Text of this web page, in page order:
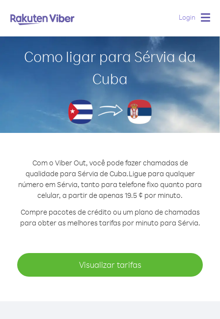
Login
Como ligar para Sérvia da
Cuba
Com o Viber Out, você pode fazer chamadas de
qualidade para Sérvia de Cuba.Ligue para qualquer
número em Sérvia, tanto para telefone fixo quanto para
celular, a partir de apenas 19.5 ¢ por minuto.
Compre pacotes de crédito ou um plano de chamadas
para obter as melhores tarifas por minuto para Sérvia.
Visualizar tarifas